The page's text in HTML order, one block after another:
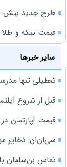
طرح جدید پیش
قیمت سکه و طلا امروز
سایر خبرها
تعطیلی تنها
قبل از شروع
قیمت آپارتمان در منطقه 22
سی‌ان‌ان: ذخایر
تماس بن‌سلمان